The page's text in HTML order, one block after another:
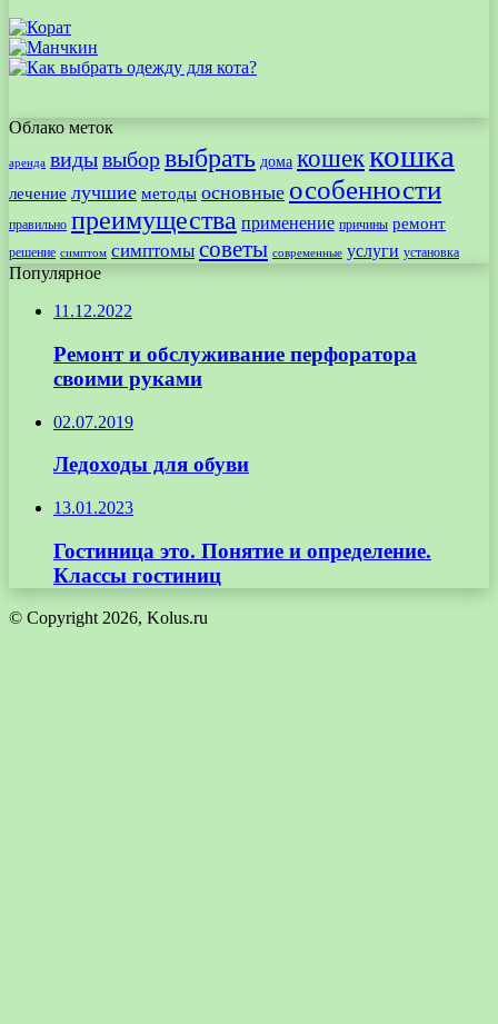
Облако меток
аренда видывыборвыбрать дома кошеккошка
лечение лучшие методы основные особенности
правильно преимущества применение причины ремонт
решение симптом симптомы советы современные услуги установка
Популярное
11.12.2022
Ремонт и обслуживание перфоратора
своими руками
02.07.2019
Ледоходы для обуви
13.01.2023
Гостиница это. Понятие и определение.
Классы гостиниц
© Copyright 2026, Kolus.ru